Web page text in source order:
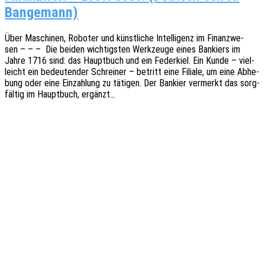
Bangemann)
Über Maschi­nen, Robo­ter und künst­li­che Intel­li­genz im Finanz­we­
sen – – – Die beiden wich­tigs­ten Werk­zeu­ge eines Bankiers im
Jahre 1716 sind: das Haupt­buch und ein Feder­kiel. Ein Kunde – viel­
leicht ein bedeu­ten­der Schrei­ner – betritt eine Filia­le, um eine Abhe­
bung oder eine Einzah­lung zu täti­gen. Der Bankier vermerkt das sorg­
fäl­tig im Haupt­buch, ergänzt…